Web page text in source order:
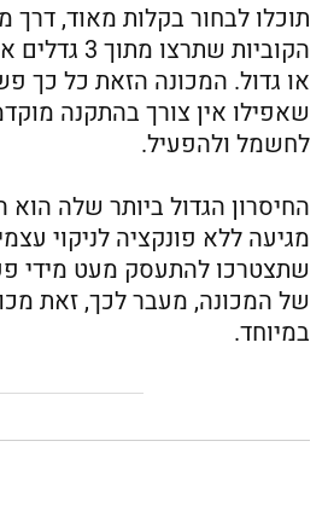
הקוביות
או גדול. המכונה הזאת כל כך
שאפילו אין צורך בהתקנה
לחשמל ולהפעיל.
החיסרון הגדול ביותר שלה
מגיעה ללא פונקציה לניקוי
שתצטרכו להתעסק מעט מידי
של המכונה, מעבר לכך, זאת
במיוחד.